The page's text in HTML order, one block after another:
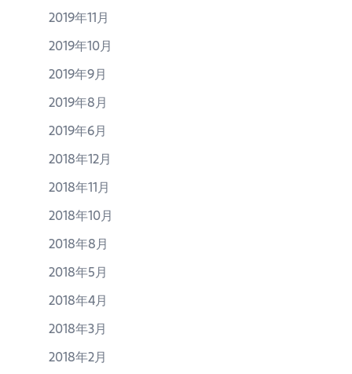
2019年11月
2019年10月
2019年9月
2019年8月
2019年6月
2018年12月
2018年11月
2018年10月
2018年8月
2018年5月
2018年4月
2018年3月
2018年2月